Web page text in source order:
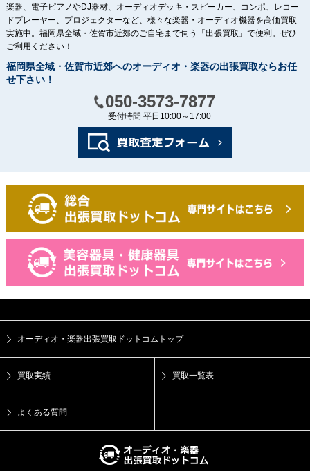
楽器、電子ピアノやDJ器材、オーディオデッキ・スピーカー、コンポ、レコー
ドプレーヤー、プロジェクターなど、様々な楽器・オーディオ機器を高価買取
実施中。福岡県全域・佐賀市近郊のご自宅まで伺う「出張買取」で便利。ぜひ
ご利用ください！
福岡県全域・佐賀市近郊へのオーディオ・楽器の出張買取ならお任
せ下さい！
050-3573-7877
受付時間 平日10:00～17:00
オーディオ・楽器出張買取ドットコムトップ
買取実績 買取一覧表
よくある質問